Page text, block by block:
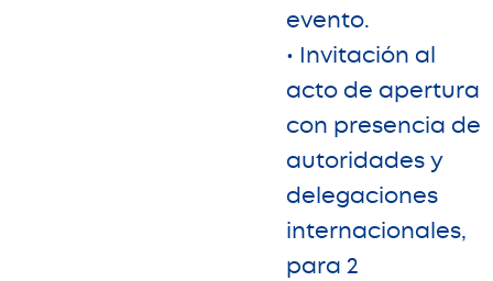
evento.
• Invitación al
acto de apertura
con presencia de
autoridades y
delegaciones
internacionales,
para 2